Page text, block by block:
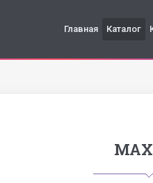
Главная Каталог